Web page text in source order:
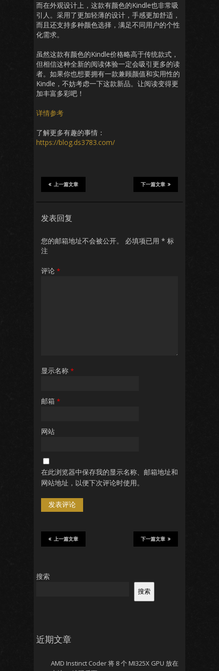
而在外观设计上，这款有颜色的Kindle也非常吸
引人。采用了更加轻薄的设计，手感更加舒适，
而且还支持多种颜色选择，满足不同用户的个性
化需求。
虽然这款有颜色的Kindle价格略高于传统款式，
但相信这种全新的阅读体验一定会吸引更多的读
者。如果你也想要拥有一款兼顾颜值和实用性的
Kindle，不妨考虑一下这款新品。让阅读变得更
加丰富多彩吧！
详情参考
了解更多有趣的事情：
https://blog.ds3783.com/
下一篇文章
上一篇文章
发表回复
您的邮箱地址不会被公开。 必填项已用 * 标
注
评论 *
显示名称 *
邮箱 *
网站
在此浏览器中保存我的显示名称、邮箱地址和
网站地址，以便下次评论时使用。
下一篇文章
上一篇文章
搜索
搜索
近期文章
AMD Instinct Coder 将 8 个 MI325X GPU 放在